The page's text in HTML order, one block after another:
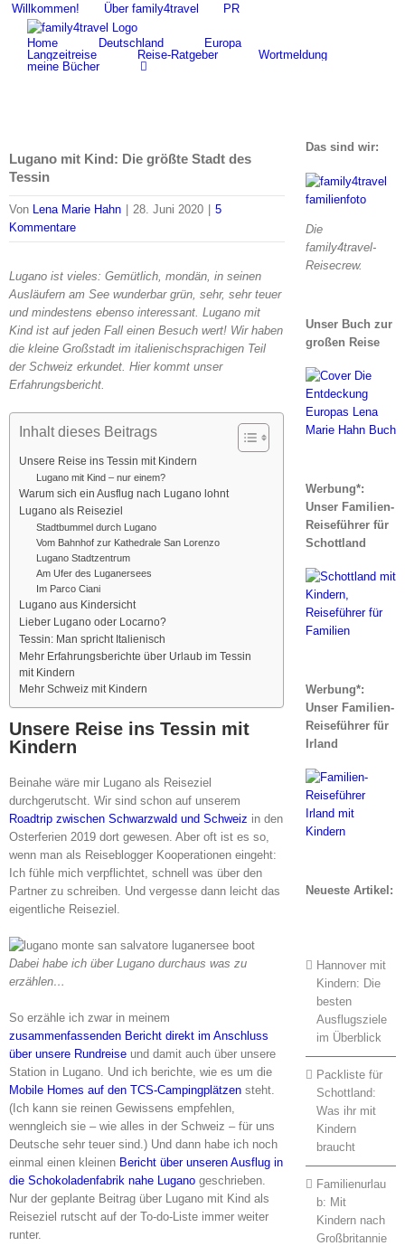
Zum
springen
Willkommen! Über family4travel PR
Suche
nach:
Home Deutschland
Europa
Langzeitreise
Reise-Ratgeber
Wortmeldung
meine Bücher
Lugano mit Kind: Die größte Stadt des
Tessin
Von Lena Marie Hahn 28. Juni 2020
5
Kommentare
Lugano ist vieles: Gemütlich, mondän, in seinen
Ausläufern am See wunderbar grün, sehr, sehr teuer
und mindestens ebenso interessant. Lugano mit
Kind ist auf jeden Fall einen Besuch wert! Wir haben
die kleine Großstadt im italienischsprachigen Teil
der Schweiz erkundet. Hier kommt unser
Erfahrungsbericht.
Inhalt dieses Beitrags
Unsere Reise ins Tessin mit Kindern
Lugano mit Kind – nur einem?
Warum sich ein Ausflug nach Lugano lohnt
Lugano als Reiseziel
Stadtbummel durch Lugano
Vom Bahnhof zur Kathedrale San Lorenzo
Lugano Stadtzentrum
Am Ufer des Luganersees
Im Parco Ciani
Lugano aus Kindersicht
Lieber Lugano oder Locarno?
Tessin: Man spricht Italienisch
Mehr Erfahrungsberichte über Urlaub im Tessin
mit Kindern
Mehr Schweiz mit Kindern
Unsere Reise ins Tessin mit
Kindern
Beinahe wäre mir Lugano als Reiseziel
durchgerutscht. Wir sind schon auf unserem
Roadtrip zwischen Schwarzwald und Schweiz in den
Osterferien 2019 dort gewesen. Aber oft ist es so,
wenn man als Reiseblogger Kooperationen eingeht:
Ich fühle mich verpflichtet, schnell was über den
Partner zu schreiben. Und vergesse dann leicht das
eigentliche Reiseziel.
Dabei habe ich über Lugano durchaus was zu
erzählen…
So erzähle ich zwar in meinem
zusammenfassenden Bericht direkt im Anschluss
über unsere Rundreise und damit auch über unsere
Station in Lugano. Und ich berichte, wie es um die
Mobile Homes auf den TCS-Campingplätzen steht.
(Ich kann sie reinen Gewissens empfehlen,
wenngleich sie – wie alles in der Schweiz – für uns
Deutsche sehr teuer sind.) Und dann habe ich noch
einmal einen kleinen Bericht über unseren Ausflug in
die Schokoladenfabrik nahe Lugano geschrieben.
Nur der geplante Beitrag über Lugano mit Kind als
Reiseziel rutscht auf der To-do-Liste immer weiter
runter.
Das sind wir:
Die
family4travel-
Reisecrew.
Unser Buch zur
großen Reise
Werbung*:
Unser Familien-
Reiseführer für
Schottland
Werbung*:
Unser Familien-
Reiseführer für
Irland
Neueste Artikel:
Hannover mit
Kindern: Die
besten
Ausflugsziele
im Überblick
Packliste für
Schottland:
Was ihr mit
Kindern
braucht
Familienurlau
b: Mit
Kindern nach
Großbritannie